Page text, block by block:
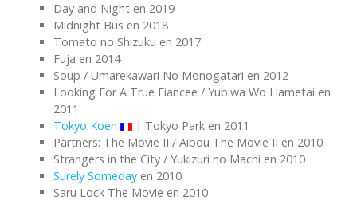
Day and Night en 2019
Midnight Bus en 2018
Tomato no Shizuku en 2017
Fuja en 2014
Soup / Umarekawari No Monogatari en 2012
Looking For A True Fiancee / Yubiwa Wo Hametai en
2011
Tokyo Koen
| Tokyo Park en 2011
Partners: The Movie II / Aibou The Movie II en 2010
Strangers in the City / Yukizuri no Machi en 2010
Surely Someday en 2010
Saru Lock The Movie en 2010